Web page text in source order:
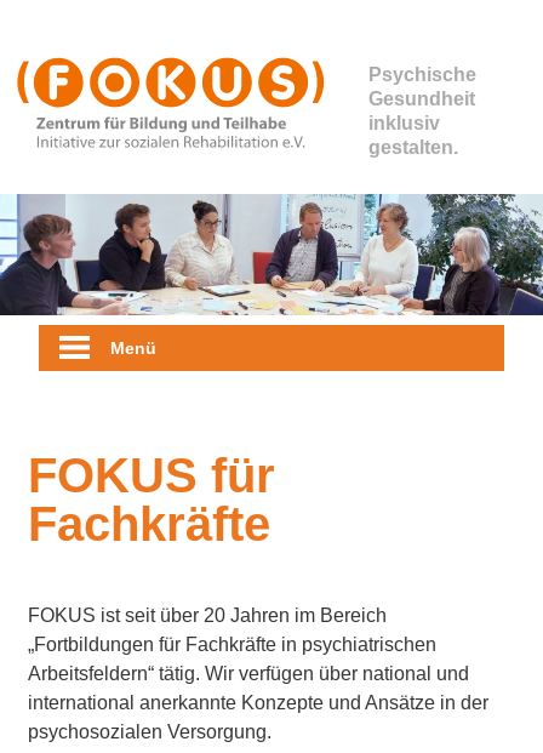
springen
für
Bildung
und
Teilhabe
der
Initiative
sozialen
Psychische
Gesundheit
Menü
FOKUS für
Fachkräfte
FOKUS ist seit über 20 Jahren im Bereich
„Fortbildungen für Fachkräfte in psychiatrischen
Arbeitsfeldern“ tätig. Wir verfügen über national und
international anerkannte Konzepte und Ansätze in der
psychosozialen Versorgung.